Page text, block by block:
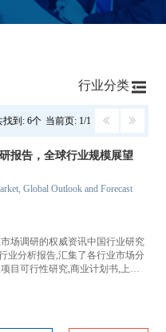
行业分类
找到: 6个 当前页: 1/1
报告，全球行业规模展望
Global Outlook and Forecast
场调研的权威资讯中国行业研究
业分析报告,汇集了各行业市场分
目可行性研究,商业计划书,上市